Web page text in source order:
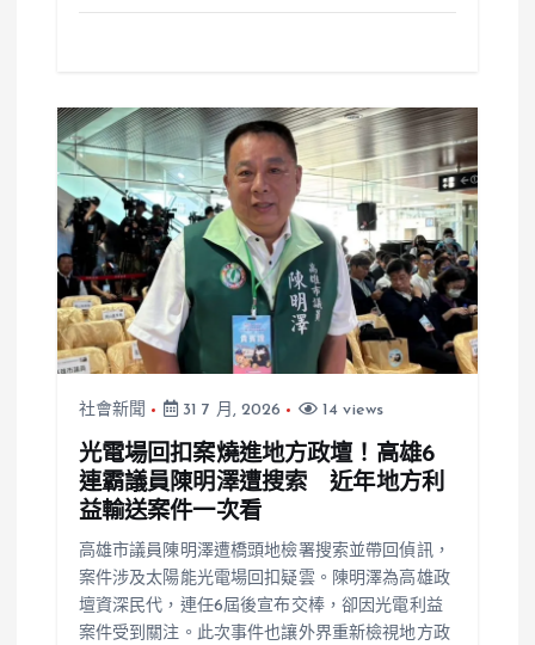
社會新聞 31 7 月, 2026 14 views
光電場回扣案燒進地方政壇！高雄6
連霸議員陳明澤遭搜索 近年地方利
益輸送案件一次看
高雄市議員陳明澤遭橋頭地檢署搜索並帶回偵訊，
案件涉及太陽能光電場回扣疑雲。陳明澤為高雄政
壇資深民代，連任6屆後宣布交棒，卻因光電利益
案件受到關注。此次事件也讓外界重新檢視地方政